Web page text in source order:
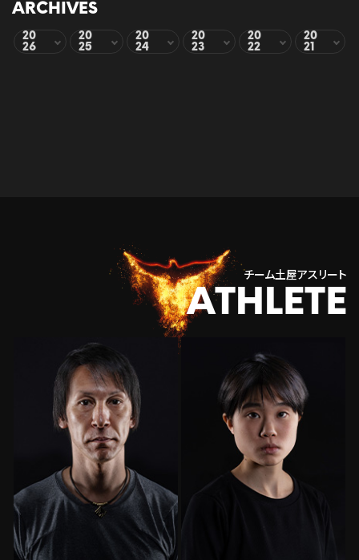
ARCHIVES
20
26
20
25
20
24
20
23
20
22
20
21
チーム土屋アスリート